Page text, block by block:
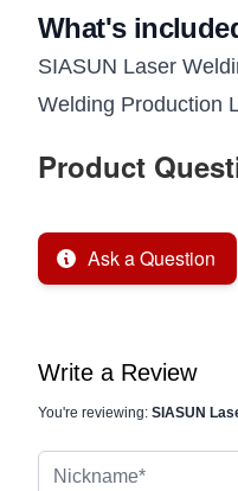
What's
SIASUN Laser
Welding Production
Product
Ask a Question
Write a Review
You're reviewing: SIASUN